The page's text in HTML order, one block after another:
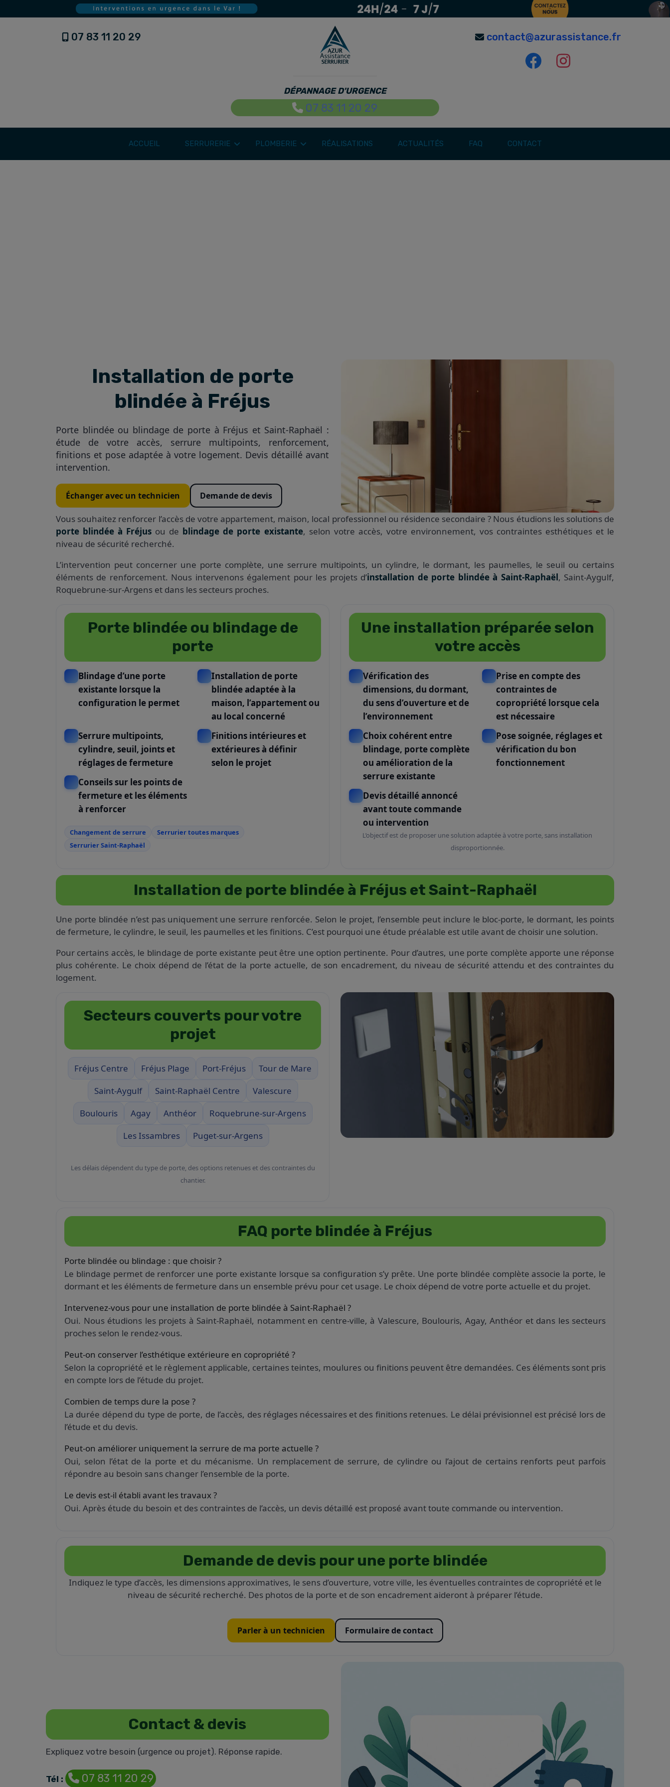
07 83 11 20 29
DÉPANNAGE D'URGENCE
07 83 11 20 29
contact@azurassistance.fr
ACCUEIL SERRURERIE PLOMBERIE RÉALISATIONS ACTUALITÉS FAQ CONTACT
Installation de porte
blindée à Fréjus
Porte blindée ou blindage de porte à Fréjus et Saint-Raphaël :
étude de votre accès, serrure multipoints, renforcement,
finitions et pose adaptée à votre logement. Devis détaillé avant
intervention.
Échanger avec un technicien Demande de devis
Vous souhaitez renforcer l’accès de votre appartement, maison, local professionnel ou résidence secondaire ? Nous étudions les solutions de
porte blindée à Fréjus ou de blindage de porte existante, selon votre accès, votre environnement, vos contraintes esthétiques et le
niveau de sécurité recherché.
L’intervention peut concerner une porte complète, une serrure multipoints, un cylindre, le dormant, les paumelles, le seuil ou certains
éléments de renforcement. Nous intervenons également pour les projets d’installation de porte blindée à Saint-Raphaël, Saint-Aygulf,
Roquebrune-sur-Argens et dans les secteurs proches.
Porte blindée ou blindage de
porte
Blindage d’une porte
existante lorsque la
configuration le permet
Installation de porte
blindée adaptée à la
maison, l’appartement ou
au local concerné
Serrure multipoints,
cylindre, seuil, joints et
réglages de fermeture
Finitions intérieures et
extérieures à définir
selon le projet
Conseils sur les points de
fermeture et les éléments
à renforcer
Changement de serrure
Serrurier toutes marques
Serrurier Saint-Raphaël
Une installation préparée selon
votre accès
Vérification des
dimensions, du dormant,
du sens d’ouverture et de
l’environnement
Prise en compte des
contraintes de
copropriété lorsque cela
est nécessaire
Choix cohérent entre
blindage, porte complète
ou amélioration de la
serrure existante
Pose soignée, réglages et
vérification du bon
fonctionnement
Devis détaillé annoncé
avant toute commande
ou intervention
L’objectif est de proposer une solution adaptée à votre porte, sans installation
disproportionnée.
Installation de porte blindée à Fréjus et Saint-Raphaël
Une porte blindée n’est pas uniquement une serrure renforcée. Selon le projet, l’ensemble peut inclure le bloc-porte, le dormant, les points
de fermeture, le cylindre, le seuil, les paumelles et les finitions. C’est pourquoi une étude préalable est utile avant de choisir une solution.
Pour certains accès, le blindage de porte existante peut être une option pertinente. Pour d’autres, une porte complète apporte une réponse
plus cohérente. Le choix dépend de l’état de la porte actuelle, de son encadrement, du niveau de sécurité attendu et des contraintes du
logement.
Secteurs couverts pour votre
projet
Fréjus Centre Fréjus Plage Port-Fréjus
Tour de Mare
Saint-Aygulf
Saint-Raphaël Centre
Valescure
Boulouris
Agay Anthéor
Roquebrune-sur-Argens
Les Issambres
Puget-sur-Argens
Les délais dépendent du type de porte, des options retenues et des contraintes du
chantier.
FAQ porte blindée à Fréjus
Porte blindée ou blindage : que choisir ?
Le blindage permet de renforcer une porte existante lorsque sa configuration s’y prête. Une porte blindée complète associe la porte, le
dormant et les éléments de fermeture dans un ensemble prévu pour cet usage. Le choix dépend de votre porte actuelle et du projet.
Intervenez-vous pour une installation de porte blindée à Saint-Raphaël ?
Oui. Nous étudions les projets à Saint-Raphaël, notamment en centre-ville, à Valescure, Boulouris, Agay, Anthéor et dans les secteurs
proches selon le rendez-vous.
Peut-on conserver l’esthétique extérieure en copropriété ?
Selon la copropriété et le règlement applicable, certaines teintes, moulures ou finitions peuvent être demandées. Ces éléments sont pris
en compte lors de l’étude du projet.
Combien de temps dure la pose ?
La durée dépend du type de porte, de l’accès, des réglages nécessaires et des finitions retenues. Le délai prévisionnel est précisé lors de
l’étude et du devis.
Peut-on améliorer uniquement la serrure de ma porte actuelle ?
Oui, selon l’état de la porte et du mécanisme. Un remplacement de serrure, de cylindre ou l’ajout de certains renforts peut parfois
répondre au besoin sans changer l’ensemble de la porte.
Le devis est-il établi avant les travaux ?
Oui. Après étude du besoin et des contraintes de l’accès, un devis détaillé est proposé avant toute commande ou intervention.
Demande de devis pour une porte blindée
Indiquez le type d’accès, les dimensions approximatives, le sens d’ouverture, votre ville, les éventuelles contraintes de copropriété et le
niveau de sécurité recherché. Des photos de la porte et de son encadrement aideront à préparer l’étude.
Parler à un technicien Formulaire de contact
Contact & devis
Expliquez votre besoin (urgence ou projet). Réponse rapide.
Tél : 07 83 11 20 29